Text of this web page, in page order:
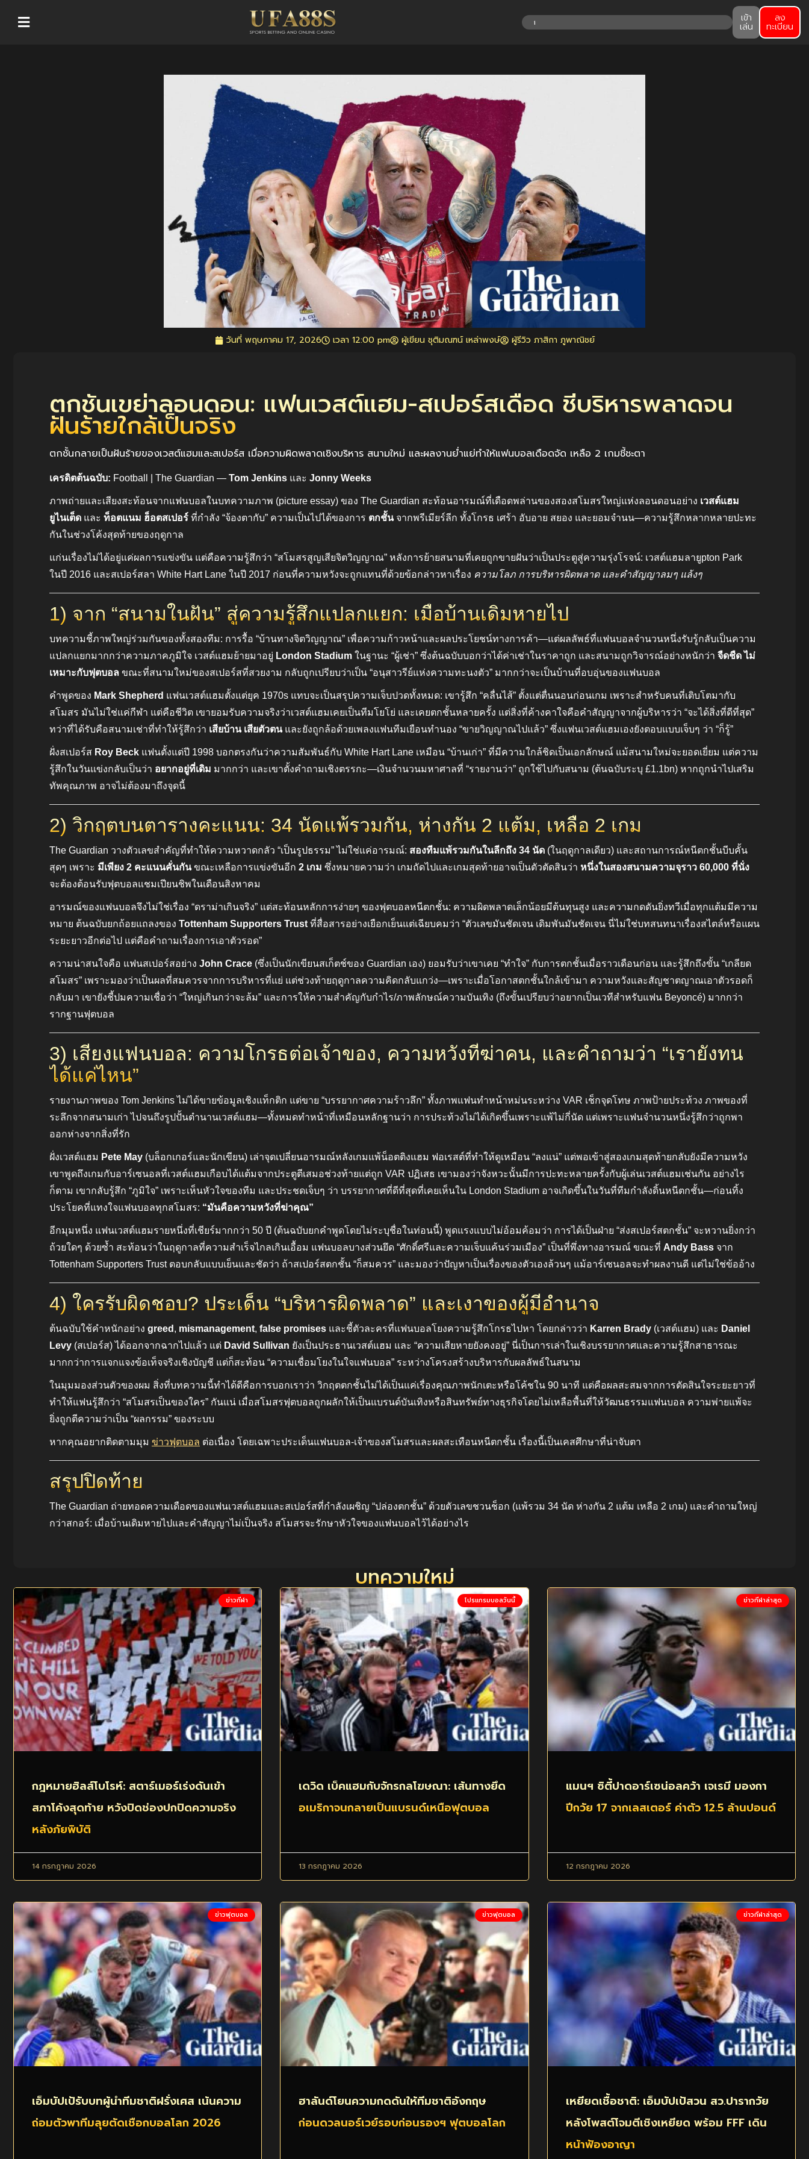
เข้า
เล่น
ลง
ทะเบียน
วันที่ พฤษภาคม 17, 2026 เวลา 12:00 pm ผู้เขียน ชุติมณฑน์ เหล่าพงษ์ ผู้รีวิว ภาสิกา ภูพาณิชย์
ตกชั้นเขย่าลอนดอน: แฟนเวสต์แฮม-สเปอร์สเดือด ชี้บริหารพลาดจน
ฝันร้ายใกล้เป็นจริง
ตกชั้นกลายเป็นฝันร้ายของเวสต์แฮมและสเปอร์ส เมื่อความผิดพลาดเชิงบริหาร สนามใหม่ และผลงานย่ำแย่ทำให้แฟนบอลเดือดจัด เหลือ 2 เกมชี้ชะตา
เครดิตต้นฉบับ: Football | The Guardian — Tom Jenkins และ Jonny Weeks
ภาพถ่ายและเสียงสะท้อนจากแฟนบอลในบทความภาพ (picture essay) ของ The Guardian สะท้อนอารมณ์ที่เดือดพล่านของสองสโมสรใหญ่แห่งลอนดอนอย่าง เวสต์แฮม
ยูไนเต็ด และ ท็อตแนม ฮ็อตสเปอร์ ที่กำลัง “จ้องตากับ” ความเป็นไปได้ของการ ตกชั้นจากพรีเมียร์ลีก ทั้งโกรธ เศร้า อับอาย สยอง และยอมจำนน—ความรู้สึกหลากหลายปะทะ
กันในช่วงโค้งสุดท้ายของฤดูกาล
แก่นเรื่องไม่ได้อยู่แค่ผลการแข่งขัน แต่คือความรู้สึกว่า “สโมสรสูญเสียจิตวิญญาณ” หลังการย้ายสนามที่เคยถูกขายฝันว่าเป็นประตูสู่ความรุ่งโรจน์: เวสต์แฮมลายูpton Park
ในปี 2016 และสเปอร์สลา White Hart Lane ในปี 2017 ก่อนที่ความหวังจะถูกแทนที่ด้วยข้อกล่าวหาเรื่อง ความโลภ การบริหารผิดพลาด และคำสัญญาลมๆ แล้งๆ
1) จาก “สนามในฝัน” สู่ความรู้สึกแปลกแยก: เมื่อบ้านเดิมหายไป
บทความชี้ภาพใหญ่ร่วมกันของทั้งสองทีม: การรื้อ “บ้านทางจิตวิญญาณ” เพื่อความก้าวหน้าและผลประโยชน์ทางการค้า—แต่ผลลัพธ์ที่แฟนบอลจำนวนหนึ่งรับรู้กลับเป็นความ
แปลกแยกมากกว่าความภาคภูมิใจ เวสต์แฮมย้ายมาอยู่ London Stadium ในฐานะ “ผู้เช่า” ซึ่งต้นฉบับบอกว่าได้ค่าเช่าในราคาถูก และสนามถูกวิจารณ์อย่างหนักว่า จืดชืด ไม่
เหมาะกับฟุตบอล ขณะที่สนามใหม่ของสเปอร์สที่สวยงาม กลับถูกเปรียบว่าเป็น “อนุสาวรีย์แห่งความทะนงตัว” มากกว่าจะเป็นบ้านที่อบอุ่นของแฟนบอล
คำพูดของ Mark Shepherd แฟนเวสต์แฮมตั้งแต่ยุค 1970s แทบจะเป็นสรุปความเจ็บปวดทั้งหมด: เขารู้สึก “คลื่นไส้” ตั้งแต่ตื่นนอนก่อนเกม เพราะสำหรับคนที่เติบโตมากับ
สโมสร มันไม่ใช่แค่กีฬา แต่คือชีวิต เขายอมรับความจริงว่าเวสต์แฮมเคยเป็นทีมโยโย่ และเคยตกชั้นหลายครั้ง แต่สิ่งที่ค้างคาใจคือคำสัญญาจากผู้บริหารว่า “จะได้สิ่งที่ดีที่สุด”
ทว่าที่ได้รับคือสนามเช่าที่ทำให้รู้สึกว่า เสียบ้าน เสียตัวตนและยังถูกล้อด้วยเพลงแฟนทีมเยือนทำนอง “ขายวิญญาณไปแล้ว” ซึ่งแฟนเวสต์แฮมเองยังตอบแบบเจ็บๆ ว่า “ก็รู้”
ฝั่งสเปอร์ส Roy Beck แฟนตั้งแต่ปี 1998 บอกตรงกันว่าความสัมพันธ์กับ White Hart Lane เหมือน “บ้านเก่า” ที่มีความใกล้ชิดเป็นเอกลักษณ์ แม้สนามใหม่จะยอดเยี่ยม แต่ความ
รู้สึกในวันแข่งกลับเป็นว่า อยากอยู่ที่เดิม มากกว่า และเขาตั้งคำถามเชิงตรรกะ—เงินจำนวนมหาศาลที่ “รายงานว่า” ถูกใช้ไปกับสนาม (ต้นฉบับระบุ £1.1bn) หากถูกนำไปเสริม
ทัพคุณภาพ อาจไม่ต้องมาถึงจุดนี้
2) วิกฤตบนตารางคะแนน: 34 นัดแพ้รวมกัน, ห่างกัน 2 แต้ม, เหลือ 2 เกม
The Guardian วางตัวเลขสำคัญที่ทำให้ความหวาดกลัว “เป็นรูปธรรม” ไม่ใช่แค่อารมณ์: สองทีมแพ้รวมกันในลีกถึง 34 นัด (ในฤดูกาลเดียว) และสถานการณ์หนีตกชั้นบีบคั้น
สุดๆ เพราะ มีเพียง 2 คะแนนคั่นกันขณะเหลือการแข่งขันอีก 2 เกม ซึ่งหมายความว่า เกมถัดไปและเกมสุดท้ายอาจเป็นตัวตัดสินว่า หนึ่งในสองสนามความจุราว 60,000 ที่นั่ง
จะต้องต้อนรับฟุตบอลแชมเปียนชิพในเดือนสิงหาคม
อารมณ์ของแฟนบอลจึงไม่ใช่เรื่อง “ดราม่าเกินจริง” แต่สะท้อนหลักการง่ายๆ ของฟุตบอลหนีตกชั้น: ความผิดพลาดเล็กน้อยมีต้นทุนสูง และความกดดันยิ่งทวีเมื่อทุกแต้มมีความ
หมาย ต้นฉบับยกถ้อยแถลงของ Tottenham Supporters Trust ที่สื่อสารอย่างเยือกเย็นแต่เฉียบคมว่า “ตัวเลขมันชัดเจน เดิมพันมันชัดเจน นี่ไม่ใช่บทสนทนาเรื่องสไตล์หรือแผน
ระยะยาวอีกต่อไป แต่คือคำถามเรื่องการเอาตัวรอด”
ความน่าสนใจคือ แฟนสเปอร์สอย่าง John Crace (ซึ่งเป็นนักเขียนสเก็ตช์ของ Guardian เอง) ยอมรับว่าเขาเคย “ทำใจ” กับการตกชั้นเมื่อราวเดือนก่อน และรู้สึกถึงขั้น “เกลียด
สโมสร” เพราะมองว่าเป็นผลที่สมควรจากการบริหารที่แย่ แต่ช่วงท้ายฤดูกาลความคิดกลับแกว่ง—เพราะเมื่อโอกาสตกชั้นใกล้เข้ามา ความหวังและสัญชาตญาณเอาตัวรอดก็
กลับมา เขายังชี้ปมความเชื่อว่า “ใหญ่เกินกว่าจะล้ม” และการให้ความสำคัญกับกำไร/ภาพลักษณ์ความบันเทิง (ถึงขั้นเปรียบว่าอยากเป็นเวทีสำหรับแฟน Beyoncé) มากกว่า
รากฐานฟุตบอล
3) เสียงแฟนบอล: ความโกรธต่อเจ้าของ, ความหวังที่ฆ่าคน, และคำถามว่า “เรายังทน
ได้แค่ไหน”
รายงานภาพของ Tom Jenkins ไม่ได้ขายข้อมูลเชิงแท็กติก แต่ขาย “บรรยากาศความร้าวลึก” ทั้งภาพแฟนทำหน้าหม่นระหว่าง VAR เช็กจุดโทษ ภาพป้ายประท้วง ภาพของที่
ระลึกจากสนามเก่า ไปจนถึงรูปปั้นตำนานเวสต์แฮม—ทั้งหมดทำหน้าที่เหมือนหลักฐานว่า การประท้วงไม่ได้เกิดขึ้นเพราะแพ้ไม่กี่นัด แต่เพราะแฟนจำนวนหนึ่งรู้สึกว่าถูกพา
ออกห่างจากสิ่งที่รัก
ฝั่งเวสต์แฮม Pete May (บล็อกเกอร์และนักเขียน) เล่าจุดเปลี่ยนอารมณ์หลังเกมแพ้น็อตติงแฮม ฟอเรสต์ที่ทำให้ดูเหมือน “ลงแน่” แต่พอเข้าสู่สองเกมสุดท้ายกลับยังมีความหวัง
เขาพูดถึงเกมกับอาร์เซนอลที่เวสต์แฮมเกือบได้แต้มจากประตูตีเสมอช่วงท้ายแต่ถูก VAR ปฏิเสธ เขามองว่าจังหวะนั้นมีการปะทะหลายครั้งกับผู้เล่นเวสต์แฮมเช่นกัน อย่างไร
ก็ตาม เขากลับรู้สึก “ภูมิใจ” เพราะเห็นหัวใจของทีม และประชดเจ็บๆ ว่า บรรยากาศที่ดีที่สุดที่เคยเห็นใน London Stadium อาจเกิดขึ้นในวันที่ทีมกำลังดิ้นหนีตกชั้น—ก่อนทิ้ง
ประโยคที่แทงใจแฟนบอลทุกสโมสร: “มันคือความหวังที่ฆ่าคุณ”
อีกมุมหนึ่ง แฟนเวสต์แฮมรายหนึ่งที่เชียร์มากกว่า 50 ปี (ต้นฉบับยกคำพูดโดยไม่ระบุชื่อในท่อนนี้) พูดแรงแบบไม่อ้อมค้อมว่า การได้เป็นฝ่าย “ส่งสเปอร์สตกชั้น” จะหวานยิ่งกว่า
ถ้วยใดๆ ด้วยซ้ำ สะท้อนว่าในฤดูกาลที่ความสำเร็จไกลเกินเอื้อม แฟนบอลบางส่วนยึด “ศักดิ์ศรีและความเจ็บแค้นร่วมเมือง” เป็นที่พึ่งทางอารมณ์ ขณะที่ Andy Bass จาก
Tottenham Supporters Trust ตอบกลับแบบเย็นและชัดว่า ถ้าสเปอร์สตกชั้น “ก็สมควร” และมองว่าปัญหาเป็นเรื่องของตัวเองล้วนๆ แม้อาร์เซนอลจะทำผลงานดี แต่ไม่ใช่ข้ออ้าง
4) ใครรับผิดชอบ? ประเด็น “บริหารผิดพลาด” และเงาของผู้มีอำนาจ
ต้นฉบับใช้คำหนักอย่าง greed , mismanagement, false promises และชี้ตัวละครที่แฟนบอลโยงความรู้สึกโกรธไปหา โดยกล่าวว่า Karren Brady (เวสต์แฮม) และ Daniel
Levy (สเปอร์ส) ได้ออกจากฉากไปแล้ว แต่ David Sullivan ยังเป็นประธานเวสต์แฮม และ “ความเสียหายยังคงอยู่” นี่เป็นการเล่าในเชิงบรรยากาศและความรู้สึกสาธารณะ
มากกว่าการแจกแจงข้อเท็จจริงเชิงบัญชี แต่ก็สะท้อน “ความเชื่อมโยงในใจแฟนบอล” ระหว่างโครงสร้างบริหารกับผลลัพธ์ในสนาม
ในมุมมองส่วนตัวของผม สิ่งที่บทความนี้ทำได้ดีคือการบอกเราว่า วิกฤตตกชั้นไม่ได้เป็นแค่เรื่องคุณภาพนักเตะหรือโค้ชใน 90 นาที แต่คือผลสะสมจากการตัดสินใจระยะยาวที่
ทำให้แฟนรู้สึกว่า “สโมสรเป็นของใคร” กันแน่ เมื่อสโมสรฟุตบอลถูกผลักให้เป็นแบรนด์บันเทิงหรือสินทรัพย์ทางธุรกิจโดยไม่เหลือพื้นที่ให้วัฒนธรรมแฟนบอล ความพ่ายแพ้จะ
ยิ่งถูกตีความว่าเป็น “ผลกรรม” ของระบบ
หากคุณอยากติดตามมุม ข่าวฟุตบอล ต่อเนื่อง โดยเฉพาะประเด็นแฟนบอล-เจ้าของสโมสรและผลสะเทือนหนีตกชั้น เรื่องนี้เป็นเคสศึกษาที่น่าจับตา
สรุปปิดท้าย
The Guardian ถ่ายทอดความเดือดของแฟนเวสต์แฮมและสเปอร์สที่กำลังเผชิญ “ปล่องตกชั้น” ด้วยตัวเลขชวนช็อก (แพ้รวม 34 นัด ห่างกัน 2 แต้ม เหลือ 2 เกม) และคำถามใหญ่
กว่าสกอร์: เมื่อบ้านเดิมหายไปและคำสัญญาไม่เป็นจริง สโมสรจะรักษาหัวใจของแฟนบอลไว้ได้อย่างไร
บทความใหม่
ข่าวกีฬา
กฎหมายฮิลส์โบโรห์: สตาร์เมอร์เร่งดันเข้า
สภาโค้งสุดท้าย หวังปิดช่องปกปิดความจริง
หลังภัยพิบัติ
14 กรกฎาคม 2026
โปรแกรมบอลวันนี้
เดวิด เบ็คแฮมกับจักรกลโฆษณา: เส้นทางยึด
อเมริกาจนกลายเป็นแบรนด์เหนือฟุตบอล
13 กรกฎาคม 2026
ข่าวกีฬาล่าสุด
แมนฯ ซิตี้ปาดอาร์เซน่อลคว้า เจเรมี มองกา
ปีกวัย 17 จากเลสเตอร์ ค่าตัว 12.5 ล้านปอนด์
12 กรกฎาคม 2026
ข่าวฟุตบอล
เอ็มบัปเป้รับบทผู้นำทีมชาติฝรั่งเศส เน้นความ
ถ่อมตัวพาทีมลุยตัดเชือกบอลโลก 2026
ข่าวฟุตบอล
ฮาลันด์โยนความกดดันให้ทีมชาติอังกฤษ
ก่อนดวลนอร์เวย์รอบก่อนรองฯ ฟุตบอลโลก
ข่าวกีฬาล่าสุด
เหยียดเชื้อชาติ: เอ็มบัปเป้สวน สว.ปารากวัย
หลังโพสต์โจมตีเชิงเหยียด พร้อม FFF เดิน
หน้าฟ้องอาญา